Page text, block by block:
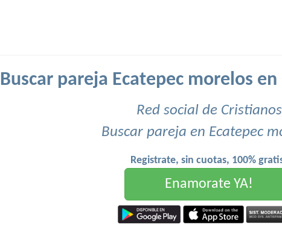
Buscar pareja Ecatepec morelos
Red social de Cristianos
Buscar pareja en Ecatepec
Registrate, sin cuotas, 100%
Enamorate YA!